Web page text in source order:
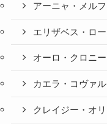
アーニャ・メル
エリザベス・ロ
オーロ・クロニー
カエラ・コヴァ
クレイジー・オ